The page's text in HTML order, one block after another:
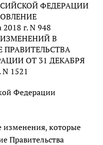
ФЕДЕРАЦИИ
2018 г. N 948
В
ПРАВИТЕЛЬСТВА
ОТ 31 ДЕКАБРЯ
N 1521
Федерации
изменения, которые
Правительства